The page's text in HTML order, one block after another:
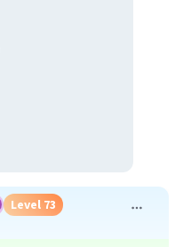
Level 73